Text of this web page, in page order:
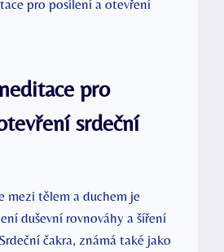
pro
srdeční
mezi tělem a duchem je
duševní rovnováhy a šíření
čakra, známá také jako